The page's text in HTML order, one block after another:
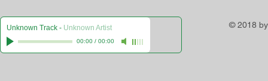
© 2018
Unknown Track - Unknown Artist
00:00/ 00:00